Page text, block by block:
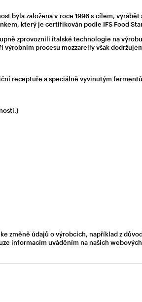
byla založena v roce 1996 s cílem, vyrábět
který je certifikován podle IFS Food
zprovoznili italské technologie na
procesu mozzarelly však
receptuře a speciálně vyvinutým
změně údajů o výrobcích, například z
informacím uváděním na našich